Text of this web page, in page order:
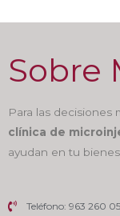
Sobre
Para las decisiones
clínica de
ayudan en tu
Teléfono: 963 260